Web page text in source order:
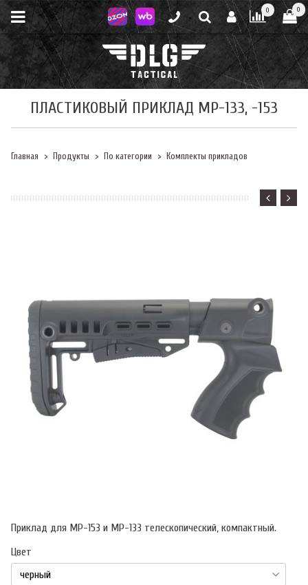
0 0
ПЛАСТИКОВЫЙ ПРИКЛАД МР-133, -153
Главная Продукты По категории Комплекты прикладов
Приклад для МР-153 и МР-133 телескопический, компактный.
Цвет